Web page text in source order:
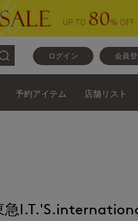
ログイン 会員
予約アイテム 店舗リスト
急